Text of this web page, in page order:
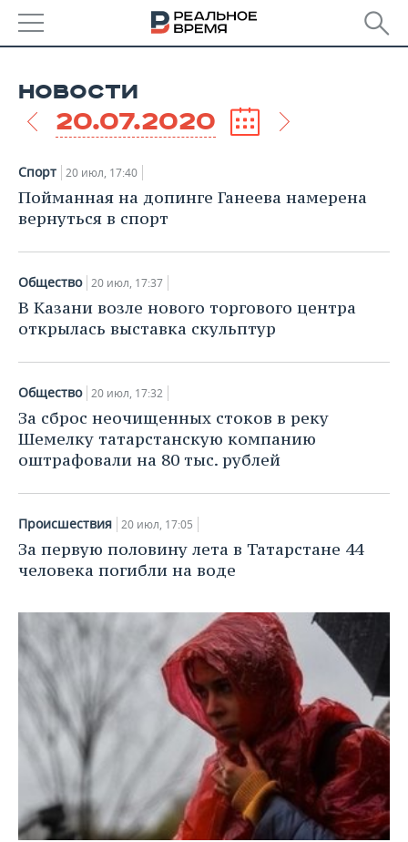
УДМУРТИЯ
НОВОСТИ
НОВОСТИ АНАЛИТИКИ
ДЕКЛАРАЦИИ О ДОХОДАХ
КОРОЛИ ГОСЗАКАЗА ПФО
ВУЗЫ ТАТАРСТАНА
КОМУ ПРИНАДЛЕЖАТ
ТАТАРСТАНА
ЭКОНОМИКА
НОВОСТИ ЭКОНОМИКИ
ФИНАНСЫ
БАНКИ
БЮДЖЕТ
ИНВЕСТИЦИИ
НОВОСТИ
ПРОМЫШЛЕННОСТИ
АГРОПРОМ
НЕФТЕХИМИЯ
НЕФТЬ
ОПК
ЭНЕРГЕТИКА
НЕДВИЖИМОСТЬ
НОВОСТИ НЕДВИЖИМОСТИ
АВТО
НОВОСТИ АВТО
БИЗНЕС
НОВОСТИ БИЗНЕСА
РОЗНИЧНАЯ ТОРГОВЛЯ
УСЛУГИ
ТЕХНОЛОГИИ
НОВОСТИ ТЕХНОЛОГИЙ
МЕДИА
ТЕЛЕКОММУНИКАЦИИ
МЕРОПРИЯТИЯ
ВЫЕЗДНАЯ РЕДАКЦИЯ
БИЗНЕС-БРАНЧИ
ONLINE-КОНФЕРЕНЦИИ
ОТКРЫТАЯ ЛЕКЦИЯ
НОВОСТИ СПОРТА
ФУТБОЛ
ХОККЕЙ
БАСКЕТБОЛ
ВОЛЕЙБОЛ
КИБЕРСПОРТ
ФИГУРНОЕ КАТАНИЕ
ВОДНЫЕ ВИДЫ СПОРТА
ОБЩЕСТВО
НОВОСТИ ОБЩЕСТВА
ВЛАСТЬ
ИНФРАСТРУКТУРА
КУЛЬТУРА
МЕДИЦИНА
ОБРАЗОВАНИЕ
ФОТОГАЛЕРЕЯ
СЮЖЕТЫ
СПРАВОЧНИК
СПИСОК ПЕРСОН
СПИСОК КОМПАНИЙ
ПОЛНАЯ ВЕРСИЯ
НОВОСТИ
20.07.2020
Спорт 20 июл, 17:40
Пойманная на допинге Ганеева намерена
вернуться в спорт
Общество 20 июл, 17:37
В Казани возле нового торгового центра
открылась выставка скульптур
Общество 20 июл, 17:32
За сброс неочищенных стоков в реку
Шемелку татарстанскую компанию
оштрафовали на 80 тыс. рублей
Происшествия 20 июл, 17:05
За первую половину лета в Татарстане 44
человека погибли на воде